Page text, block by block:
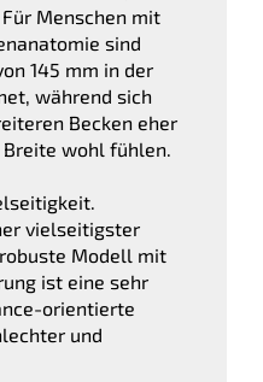
Menschen mit
sind
145 mm in der
während sich
Becken eher
wohl fühlen.
vielseitigster
Modell mit
ist eine sehr
orientierte
und